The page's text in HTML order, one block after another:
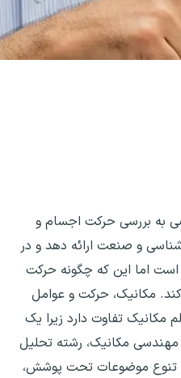
به بررسی حرکت اجسام و
و صنعت ارائه دهد و در
است اما این که چگونه حرکت
مکانیک، حرکت و عوامل
مکانیک تفاوت دارد زیرا یک
مهندسی مکانیک، رشته تحلیل
تنوع موضوعات تحت پوشش،